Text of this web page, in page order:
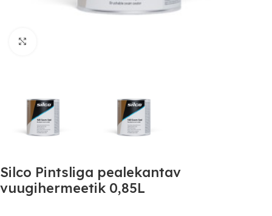
Silco Pintsliga pealekantav
vuugihermeetik 0,85L